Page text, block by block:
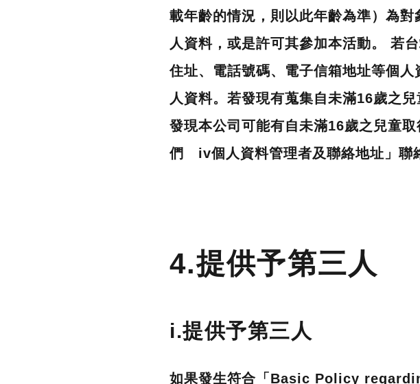
載年齡的情況，則以此年齡為準）為
人資料，或是許可其參加本活動。 若
住址、電話號碼、電子信箱地址等個
人資料。若發現有蒐集自未滿16歲之
發現本公司可能有自未滿16歲之兒童
們 iv個人資料管理者及聯絡地址」聯
4.提供予第三人
i.提供予第三人
如果發生符合 「Basic Policy